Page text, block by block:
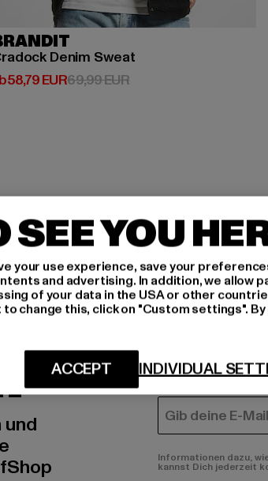
Denim Sweat
58,79 EURPreis: ab 58,79 EUR
69,99 EURAktionspreis: 69,99 EUR
AN,
MÄNNER
FRAUEN
E-MAIL
Informationen dazu,
kannst Dich jederzeit
SEE YOU
your use experience, save your
and advertising. In addition, we allow
of your data in the USA or other
change this, click on "Custom settings".
INDIVIDUAL
ACCEPT